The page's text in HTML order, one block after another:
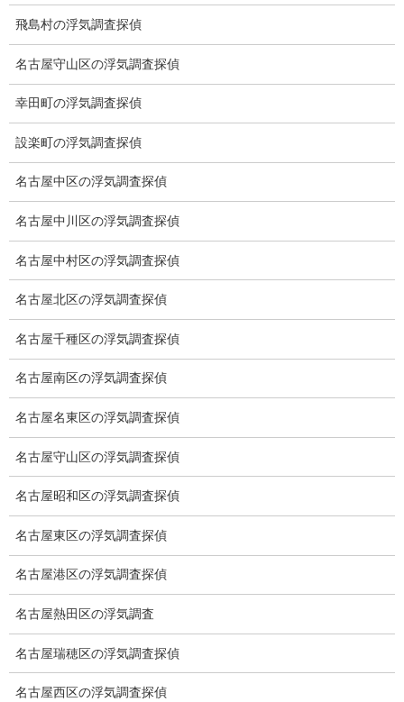
低料金の理由
スキルの高さ＝高額料金？
適正料金
稼働制って何？
探偵
探偵を本業
調査機器
探偵の資格
弁護士紹介
浮気調査
浮気調査プランのご案内
浮気調査料金の比較例
GPS検索調査
GPS調査
車両調査
浮気調査地域
飛島村の浮気調査探偵
名古屋守山区の浮気調査探偵
幸田町の浮気調査探偵
設楽町の浮気調査探偵
名古屋中区の浮気調査探偵
名古屋中川区の浮気調査探偵
名古屋中村区の浮気調査探偵
名古屋北区の浮気調査探偵
名古屋千種区の浮気調査探偵
名古屋南区の浮気調査探偵
名古屋名東区の浮気調査探偵
名古屋守山区の浮気調査探偵
名古屋昭和区の浮気調査探偵
名古屋東区の浮気調査探偵
名古屋港区の浮気調査探偵
名古屋熱田区の浮気調査
名古屋瑞穂区の浮気調査探偵
名古屋西区の浮気調査探偵